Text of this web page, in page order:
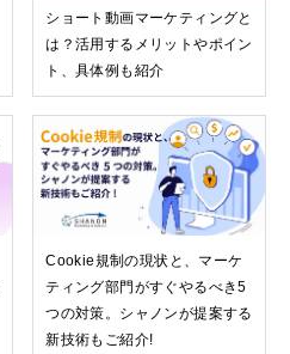
ショート動画マーケティングと
は？活用するメリットやポイン
ト、具体例も紹介
Cookie規制の現状と、マーケ
ティング部門がすぐやるべき5
つの対策。シャノンが提案する
新技術もご紹介!